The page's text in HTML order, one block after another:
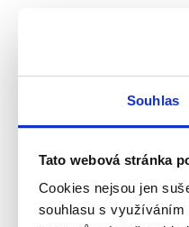
Souhlas
Tato webová stránka
Cookies nejsou jen
souhlasu s využíváním